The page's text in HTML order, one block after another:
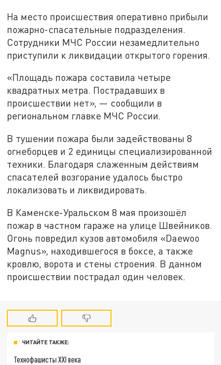
На место происшествия оперативно прибыли
пожарно-спасательные подразделения.
Сотрудники МЧС России незамедлительно
приступили к ликвидации открытого горения.
«Площадь пожара составила четыре
квадратных метра. Пострадавших в
происшествии нет», — сообщили в
региональном главке МЧС России.
В тушении пожара были задействованы 8
огнеборцев и 2 единицы специализированной
техники. Благодаря слаженным действиям
спасателей возгорание удалось быстро
локализовать и ликвидировать.
В Каменске-Уральском 8 мая произошёл
пожар в частном гараже на улице Швейников.
Огонь повредил кузов автомобиля «Daewoo
Magnus», находившегося в боксе, а также
кровлю, ворота и стены строения. В данном
происшествии пострадал один человек.
ЧИТАЙТЕ ТАКЖЕ:
Технофашисты XXI века